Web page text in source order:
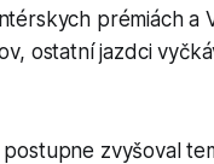
prémiách a
ostatní jazdci
zvyšoval